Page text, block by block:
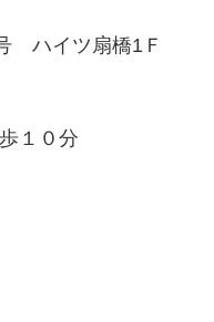
ハイツ扇橋1Ｆ
１０分